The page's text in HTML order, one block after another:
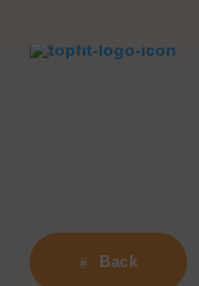
Back